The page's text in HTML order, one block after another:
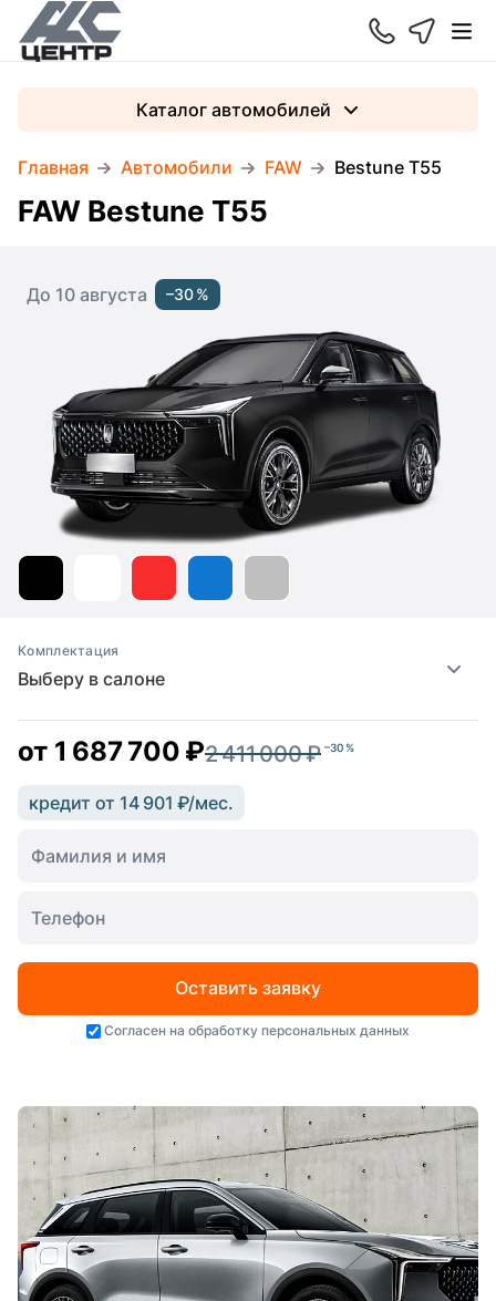
Главная Автомобили FAW Bestune T55
Каталог автомобилей
FAW Bestune T55
До 10 августа –30 %
Выберу в салоне
Комплектация
от 1 687 700 ₽2 411 000 ₽ –30 %
кредит от 14 901 ₽/мес.
Оставить заявку
Согласен на обработку персональных данных